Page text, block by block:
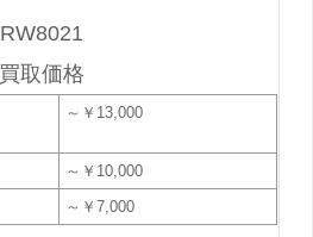
RW8021
買取価格
～￥13,000
～￥10,000
～￥7,000